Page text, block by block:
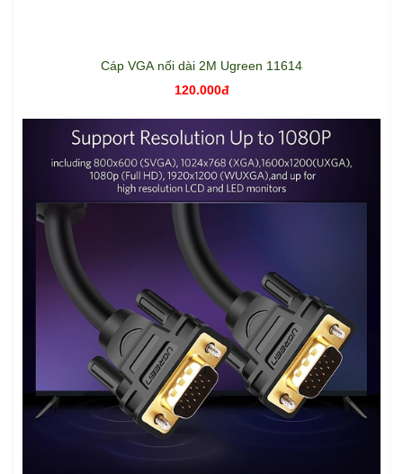
Cáp VGA nối dài 2M Ugreen 11614
120.000đ